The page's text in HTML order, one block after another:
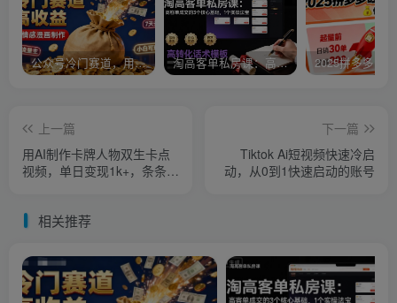
公众号冷门赛道，用AI做情感漫画，7天开通流量主，操作简单，小白可玩 淘高客单私房课：高客单成交的3个核心基础，1个实操法宝
上一篇
用AI制作卡牌人物双生卡点
视频，单日变现1k+，条条点
下一篇
Tiktok Ai短视频快速冷启
动，从0到1快速启动的账号
相关推荐